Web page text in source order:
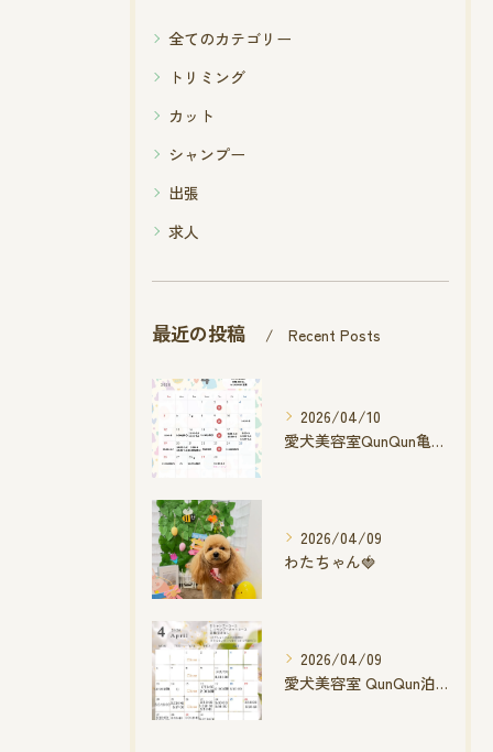
全てのカテゴリー
トリミング
カット
シャンプー
出張
求人
最近の投稿 Recent Posts
2026/04/10
愛犬美容室QunQun亀山エコー店
2026/04/09
わたちゃん🍓
2026/04/09
愛犬美容室 QunQun泊店 4月空き状況です